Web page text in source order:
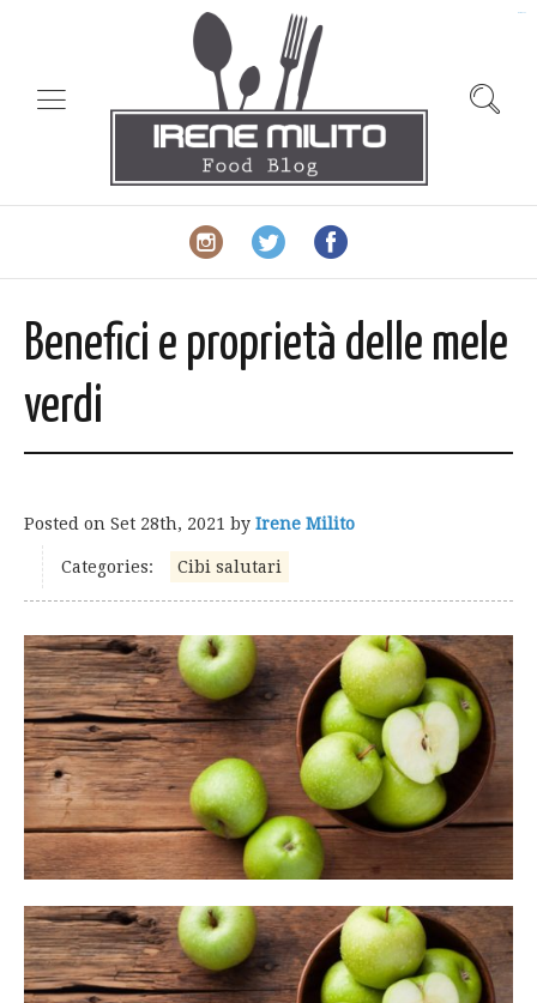
Benefici e proprietà delle mele
verdi
Posted on Set 28th, 2021 by Irene Milito
Categories: Cibi salutari